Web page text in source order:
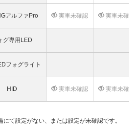
アルファPro 実車未確認 実車未確
グ専用LED
フォグライト
HID 実車未確認 実車未確
て設定がない、または設定が未確認です。